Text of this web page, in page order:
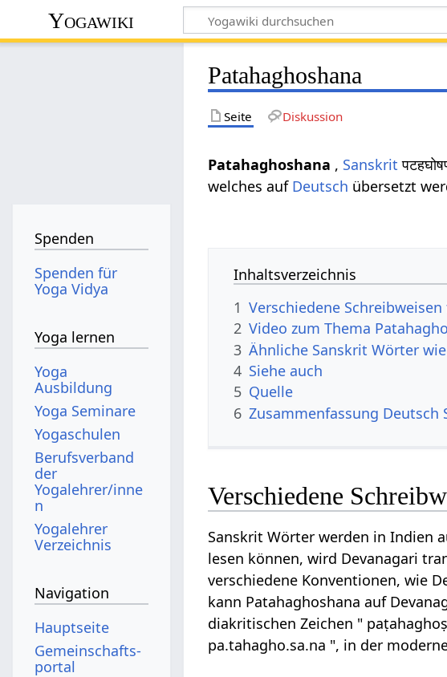
Yogawiki
Patahaghoshana
Seite Diskussion
Patahaghoshana , Sanskrit
welches auf Deutsch übersetzt
Inhaltsverzeichnis
1 Verschiedene
2 Video zum Thema
3 Ähnliche Sanskrit Wörter
4 Siehe auch
5 Quelle
6 Zusammenfassung Deutsch
Verschiedene
Sanskrit Wörter werden in Indien
lesen können, wird Devanagari
verschiedene Konventionen, wie
kann Patahaghoshana auf
diakritischen Zeichen "
pa.tahagho.sa.na ", in der
Spenden
Spenden für
Yoga Vidya
Yoga lernen
Yoga
Ausbildung
Yoga Seminare
Yogaschulen
Berufsverband
der
Yogalehrer/inne
n
Yogalehrer
Verzeichnis
Navigation
Hauptseite
Gemeinschafts­
portal